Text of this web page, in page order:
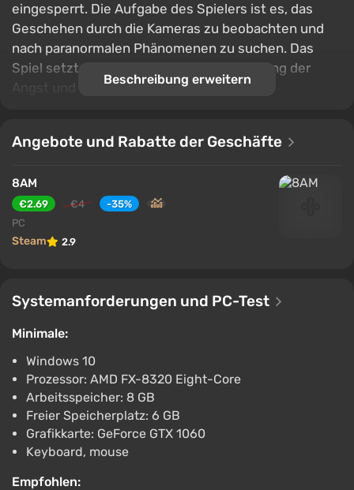
eingesperrt. Die Aufgabe des Spielers ist es, das
Geschehen durch die Kameras zu beobachten und
nach paranormalen Phänomenen zu suchen. Das
Spiel setzt auf eine schrittweise Steigerung der
Angst und nicht auf Schreckmomente.
Beschreibung erweitern
Angebote und Rabatte der Geschäfte
8AM
€2.69 €4
-35%
PC
Steam 2.9
Systemanforderungen und PC-Test
Minimale:
Windows 10
Prozessor: AMD FX-8320 Eight-Core
Arbeitsspeicher: 8 GB
Freier Speicherplatz: 6 GB
Grafikkarte: GeForce GTX 1060
Keyboard, mouse
Empfohlen: